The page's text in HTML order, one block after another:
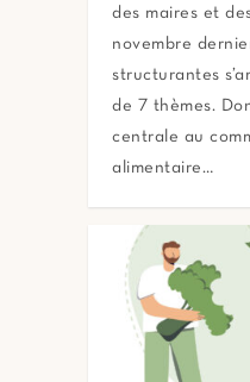
des maires et
novembre
structurantes
de 7 thèmes.
centrale au
alimentaire…